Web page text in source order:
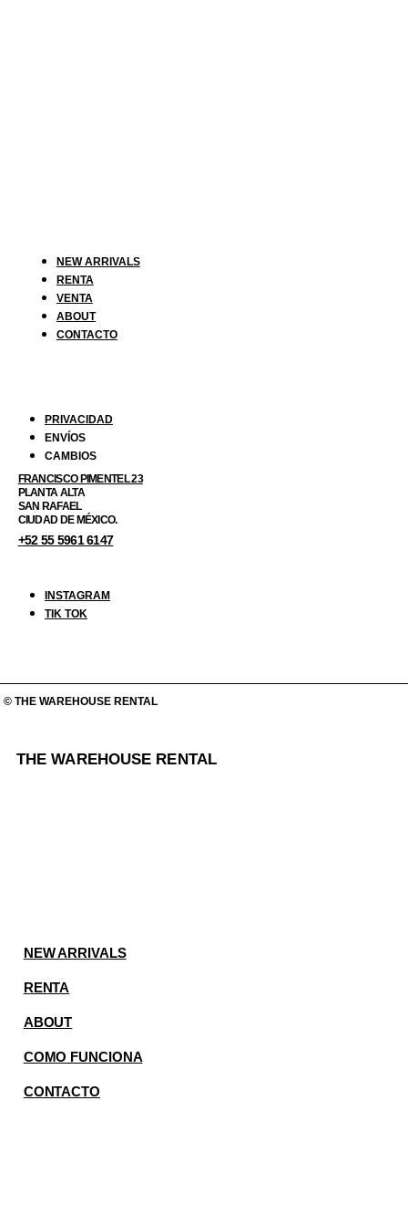
NEW ARRIVALS
RENTA
VENTA
ABOUT
CONTACTO
PRIVACIDAD
ENVÍOS
CAMBIOS
FRANCISCO PIMENTEL 23
PLANTA ALTA
SAN RAFAEL
CIUDAD DE MÉXICO.
+52 55 5961 6147
INSTAGRAM
TIK TOK
© THE WAREHOUSE RENTAL
THE WAREHOUSE RENTAL
NEW ARRIVALS
RENTA
ABOUT
COMO FUNCIONA
CONTACTO